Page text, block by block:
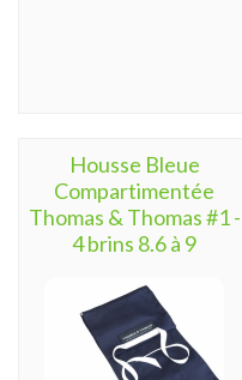
Housse Bleue
Compartimentée
Thomas & Thomas #1 -
4 brins 8.6 à 9